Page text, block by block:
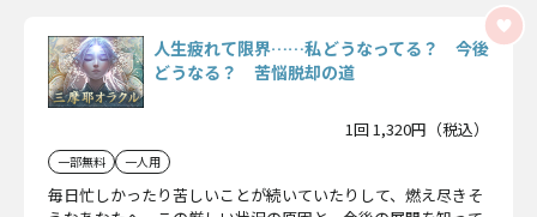
人生疲れて限界……私どうなってる？ 今後
どうなる？ 苦悩脱却の道
1回 1,320円（税込）
一部無料 一人用
毎日忙しかったり苦しいことが続いていたりして、燃え尽きそ